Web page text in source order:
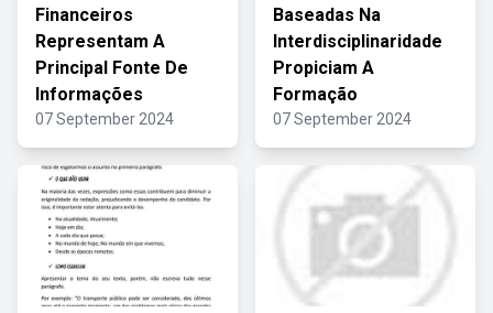
Financeiros
Representam A
Principal Fonte De
Informações
07 September 2024
Baseadas Na
Interdisciplinaridade
Propiciam A
Formação
07 September 2024